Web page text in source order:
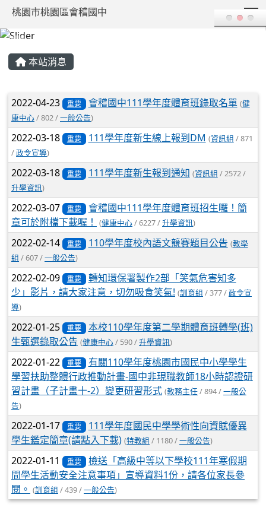
桃園市桃園區會稽國中
本站消息
文章列表
2022-04-23 重要 會稽國中111學年度體育班錄取名單 (健
康中心/ 802 /一般公告)
2022-03-18 重要 111學年度新生線上報到DM (資訊組 / 871
/政令宣導)
2022-03-18 重要 111學年度新生報到通知 (資訊組 / 2572 /
升學資訊)
2022-03-07 重要
會稽國中111學年度體育班招生囉！簡
章可於附檔下載喔！
(健康中心/ 6227 /升學資訊)
2022-02-14 重要 110學年度校內語文競賽題目公告 (教學
組 / 607 /一般公告)
2022-02-09 重要
轉知環保署製作2部「笑氣危害知多
少」影片，請大家注意，切勿吸食笑氣! (訓育組 / 377 /政令宣
導)
2022-01-25 重要
本校110學年度第二學期體育班轉學(班)
生甄選錄取公告 (健康中心/ 590 /升學資訊)
2022-01-22 重要
有關110學年度桃園市國民中小學學生
學習扶助整體行政推動計畫-國中非現職教師18小時認證研
習計畫（子計畫十-2）變更研習形式 (教務主任/ 894 /一般公
告)
2022-01-17 重要
111學年度國民中學學術性向資賦優異
學生鑑定簡章(請點入下載) (特教組 / 1180 /一般公告)
2022-01-11 重要
檢送「高級中等以下學校111年寒假期
間學生活動安全注意事項」宣導資料1份，請各位家長參
閱。 (訓育組 / 439 /一般公告)